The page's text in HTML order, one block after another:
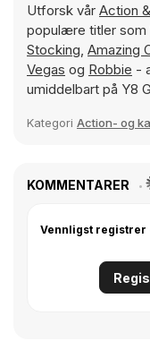
Utforsk vår Action
populære titler som
Stocking, Amazing
Vegas og Robbie -
umiddelbart på Y8
Kategori Action- og
KOMMENTARER
Vennligst registrer